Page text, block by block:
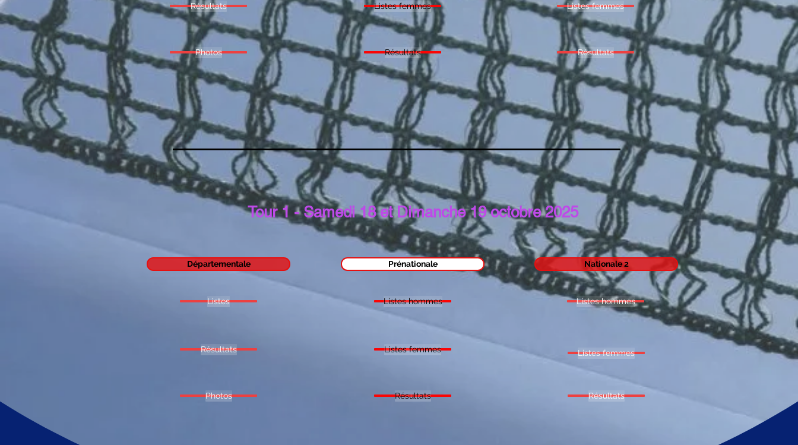
Résultats
Photos
Listes femmes
Résultats
Listes femmes
Résultats
Tour 1 - Samedi 18 et Dimanche 19 octobre 2025
Départementale
Listes
Résultats
Photos
Prénationale
Listes hommes
Listes femmes
Résultats
Nationale 2
Listes hommes
Listes femmes
Résultats